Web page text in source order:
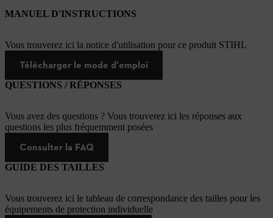
MANUEL D'INSTRUCTIONS
Vous trouverez ici la notice d'utilisation pour ce produit STIHL
Télécharger le mode d'emploi
QUESTIONS / RÉPONSES
Vous avez des questions ? Vous trouverez ici les réponses aux
questions les plus fréquemment posées
Consulter la FAQ
GUIDE DES TAILLES
Vous trouverez ici le tableau de correspondance des tailles pour les
équipements de protection individuelle